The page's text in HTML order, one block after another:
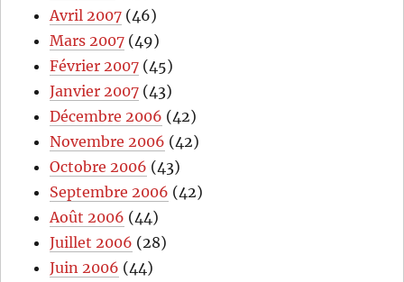
Avril 2007 (46)
Mars 2007 (49)
Février 2007 (45)
Janvier 2007 (43)
Décembre 2006 (42)
Novembre 2006 (42)
Octobre 2006 (43)
Septembre 2006 (42)
Août 2006 (44)
Juillet 2006 (28)
Juin 2006 (44)